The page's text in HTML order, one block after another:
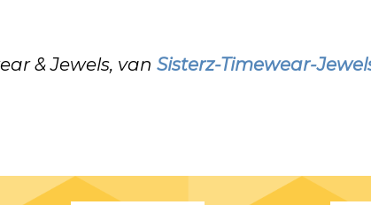
& Jewels, van Sisterz-Timewear-